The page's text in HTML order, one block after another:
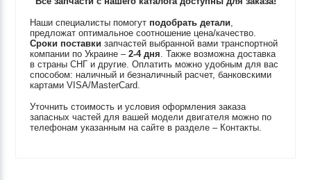
Наши специалисты помогут подобрать детали,
предложат оптимальное соотношение цена/качество.
Сроки поставки запчастей выбранной вами транспортной
компании по Украине –2-4 дня. Также возможна доставка
в страны СНГ и другие. Оплатить можно удобным для вас
способом: наличный и безналичный расчет, банковскими
картами VISA/MasterCard.
Уточнить стоимость и условия оформления заказа
запасных частей для вашей модели двигателя можно по
телефонам указанным на сайте в разделе – Контакты.